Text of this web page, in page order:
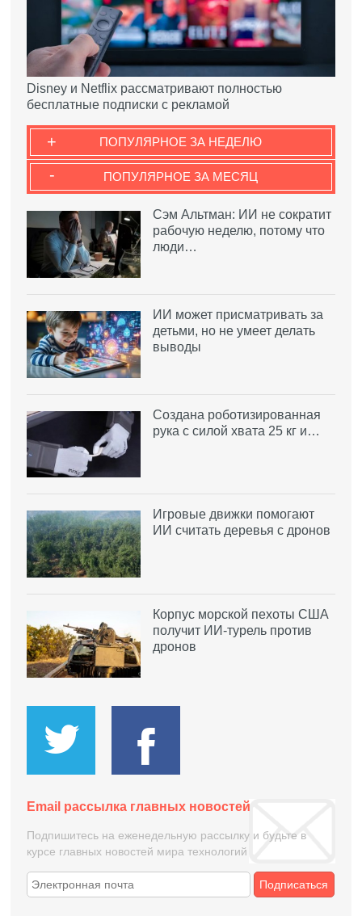
Disney и Netflix рассматривают полностью
бесплатные подписки с рекламой
ПОПУЛЯРНОЕ ЗА НЕДЕЛЮ
+
ПОПУЛЯРНОЕ ЗА МЕСЯЦ
-
Сэм Альтман: ИИ не сократит
рабочую неделю, потому что
люди…
ИИ может присматривать за
детьми, но не умеет делать
выводы
Создана роботизированная
рука с силой хвата 25 кг и…
Игровые движки помогают
ИИ считать деревья с дронов
Корпус морской пехоты США
получит ИИ-турель против
дронов
Email рассылка главных новостей
Подпишитесь на еженедельную рассылку и будьте в
курсе главных новостей мира технологий
Подписаться